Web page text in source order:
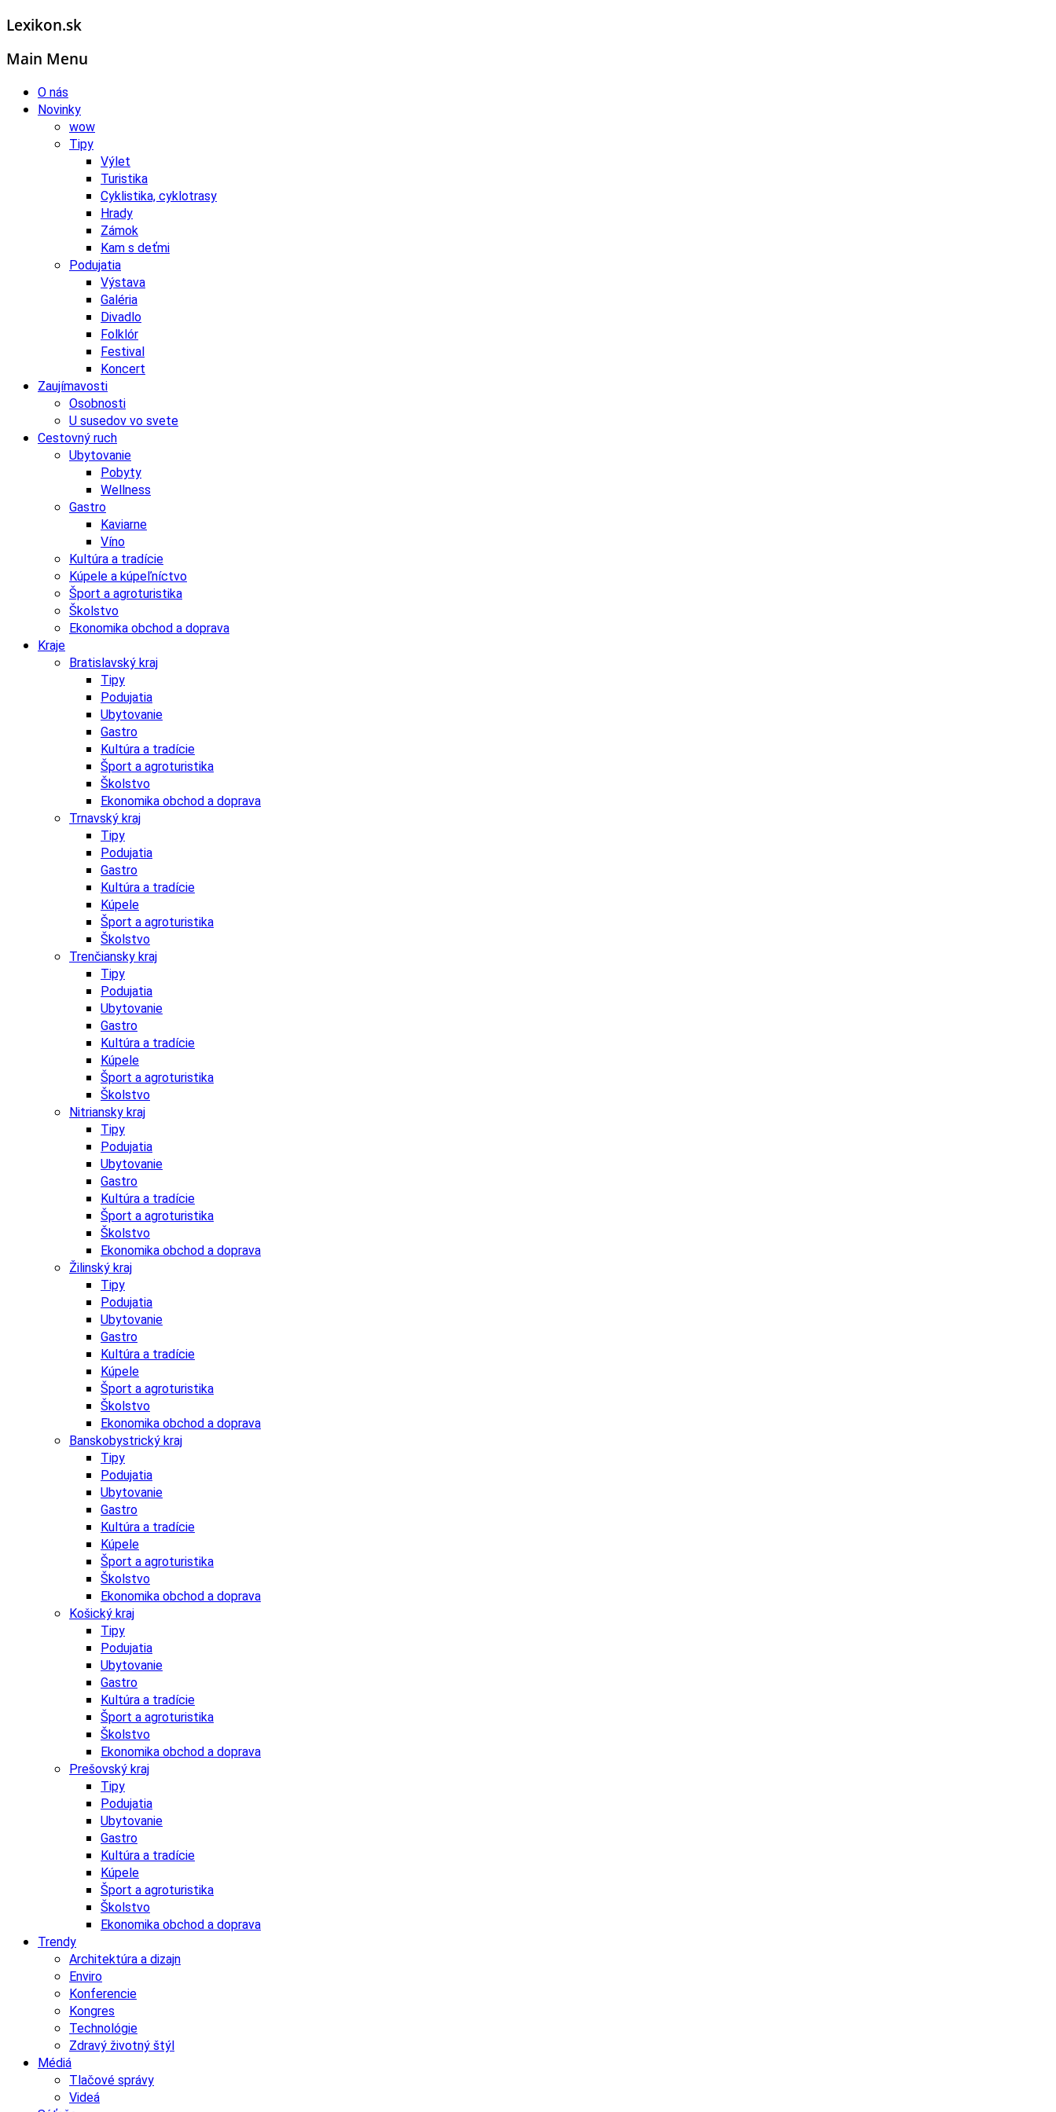
Lexikon.sk
Main Menu
O nás
Novinky
wow
Tipy
Výlet
Turistika
Cyklistika, cyklotrasy
Hrady
Zámok
Kam s deťmi
Podujatia
Výstava
Galéria
Divadlo
Folklór
Festival
Koncert
Zaujímavosti
Osobnosti
U susedov vo svete
Cestovný ruch
Ubytovanie
Pobyty
Wellness
Gastro
Kaviarne
Víno
Kultúra a tradície
Kúpele a kúpeľníctvo
Šport a agroturistika
Školstvo
Ekonomika obchod a doprava
Kraje
Bratislavský kraj
Tipy
Podujatia
Ubytovanie
Gastro
Kultúra a tradície
Šport a agroturistika
Školstvo
Ekonomika obchod a doprava
Trnavský kraj
Tipy
Podujatia
Gastro
Kultúra a tradície
Kúpele
Šport a agroturistika
Školstvo
Trenčiansky kraj
Tipy
Podujatia
Ubytovanie
Gastro
Kultúra a tradície
Kúpele
Šport a agroturistika
Školstvo
Nitriansky kraj
Tipy
Podujatia
Ubytovanie
Gastro
Kultúra a tradície
Šport a agroturistika
Školstvo
Ekonomika obchod a doprava
Žilinský kraj
Tipy
Podujatia
Ubytovanie
Gastro
Kultúra a tradície
Kúpele
Šport a agroturistika
Školstvo
Ekonomika obchod a doprava
Banskobystrický kraj
Tipy
Podujatia
Ubytovanie
Gastro
Kultúra a tradície
Kúpele
Šport a agroturistika
Školstvo
Ekonomika obchod a doprava
Košický kraj
Tipy
Podujatia
Ubytovanie
Gastro
Kultúra a tradície
Šport a agroturistika
Školstvo
Ekonomika obchod a doprava
Prešovský kraj
Tipy
Podujatia
Ubytovanie
Gastro
Kultúra a tradície
Kúpele
Šport a agroturistika
Školstvo
Ekonomika obchod a doprava
Trendy
Architektúra a dizajn
Enviro
Konferencie
Kongres
Technológie
Zdravý životný štýl
Médiá
Tlačové správy
Videá